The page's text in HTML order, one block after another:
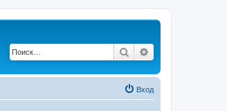
Поиск
Вход